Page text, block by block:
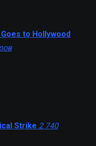
to Hollywood
Strike 2 740